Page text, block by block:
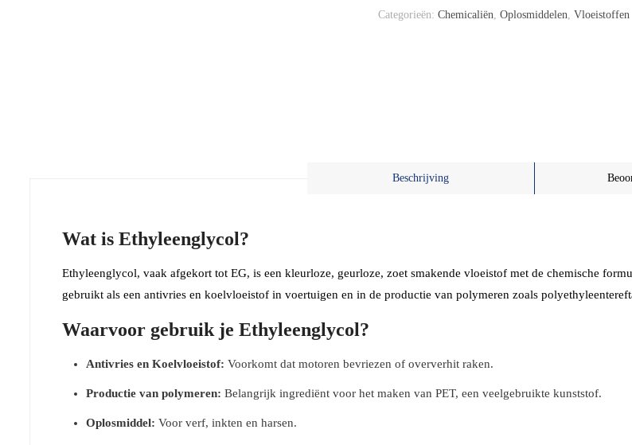
Categorieën:Chemicaliën ,Oplosmiddelen ,Vloeistoffen
Beschrijving
Wat is Ethyleenglycol?
Ethyleenglycol, vaak afgekort tot EG, is een kleurloze, geurloze, zoet smakende vloeistof met de chemische
gebruikt als een antivries en koelvloeistof in voertuigen en in de productie van polymeren zoals
Waarvoor gebruik je Ethyleenglycol?
Antivries en Koelvloeistof: Voorkomt dat motoren bevriezen of oververhit raken.
Productie van polymeren: Belangrijk ingrediënt voor het maken van PET, een veelgebruikte kunststof.
Oplosmiddel: Voor verf, inkten en harsen.